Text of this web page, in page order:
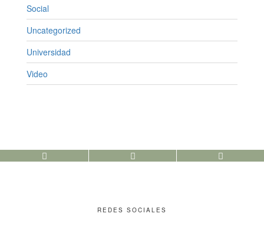
Social
Uncategorized
Universidad
Video
REDES SOCIALES